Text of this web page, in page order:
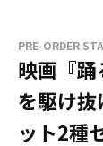
PRE-ORDER
映画『
を駆け
ット2種